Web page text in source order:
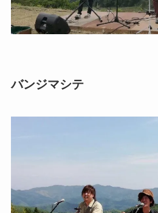
バンジマシテ